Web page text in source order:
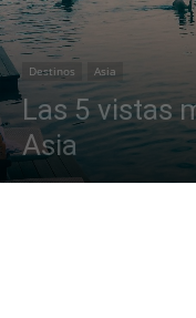
Destinos Asia
Las 5 vistas
Asia